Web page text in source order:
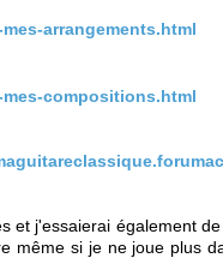
arrangements.html
compositions.html
et j'essaierai également
même si je ne joue plus